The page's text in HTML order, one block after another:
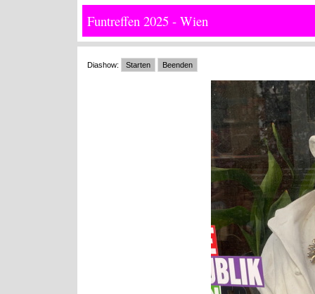
Funtreffen 2025 - Wien
Diashow: Starten Beenden